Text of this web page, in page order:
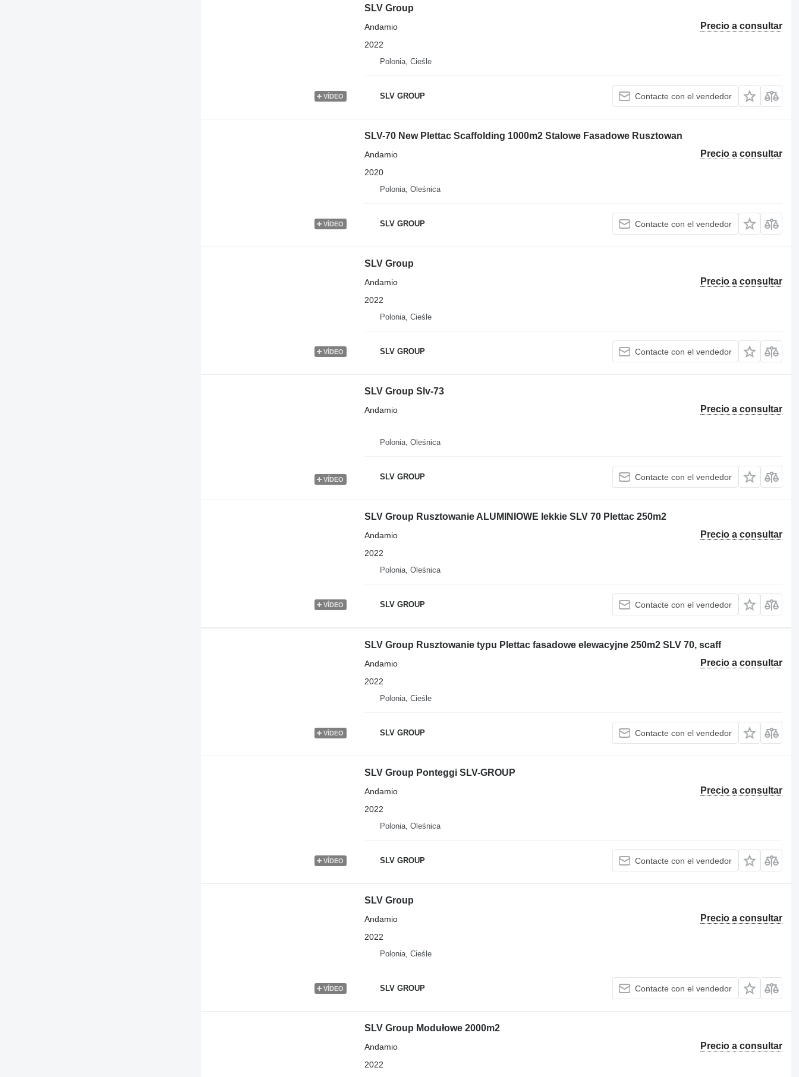
VÍDEO
SLV Group
Precio a consultar
Andamio
2022
Polonia, Cieśle
SLV GROUP Contacte con el vendedor
VÍDEO
SLV-70 New Plettac Scaffolding 1000m2 Stalowe Fasadowe Rusztowan
Precio a consultar
Andamio
2020
Polonia, Oleśnica
SLV GROUP Contacte con el vendedor
VÍDEO
SLV Group
Precio a consultar
Andamio
2022
Polonia, Cieśle
SLV GROUP Contacte con el vendedor
VÍDEO
SLV Group Slv-73
Precio a consultar
Andamio
Polonia, Oleśnica
SLV GROUP Contacte con el vendedor
VÍDEO
SLV Group Rusztowanie ALUMINIOWE lekkie SLV 70 Plettac 250m2
Precio a consultar
Andamio
2022
Polonia, Oleśnica
SLV GROUP Contacte con el vendedor
VÍDEO
SLV Group Rusztowanie typu Plettac fasadowe elewacyjne 250m2 SLV 70, scaff
Precio a consultar
Andamio
2022
Polonia, Cieśle
SLV GROUP Contacte con el vendedor
VÍDEO
SLV Group Ponteggi SLV-GROUP
Precio a consultar
Andamio
2022
Polonia, Oleśnica
SLV GROUP Contacte con el vendedor
VÍDEO
SLV Group
Precio a consultar
Andamio
2022
Polonia, Cieśle
SLV GROUP Contacte con el vendedor
SLV Group Modułowe 2000m2
Precio a consultar
Andamio
2022